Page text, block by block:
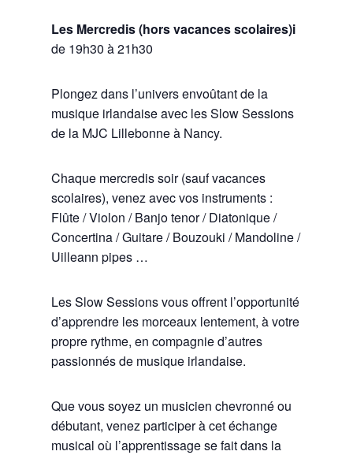
Les Mercredis (hors vacances scolaires)i
de 19h30 à 21h30
Plongez dans l’univers envoûtant de la
musique irlandaise avec les Slow Sessions
de la MJC Lillebonne à Nancy.
Chaque mercredis soir (sauf vacances
scolaires), venez avec vos instruments :
Flûte / Violon / Banjo tenor / Diatonique /
Concertina / Guitare / Bouzouki / Mandoline /
Uilleann pipes …
Les Slow Sessions vous offrent l’opportunité
d’apprendre les morceaux lentement, à votre
propre rythme, en compagnie d’autres
passionnés de musique irlandaise.
Que vous soyez un musicien chevronné ou
débutant, venez participer à cet échange
musical où l’apprentissage se fait dans la